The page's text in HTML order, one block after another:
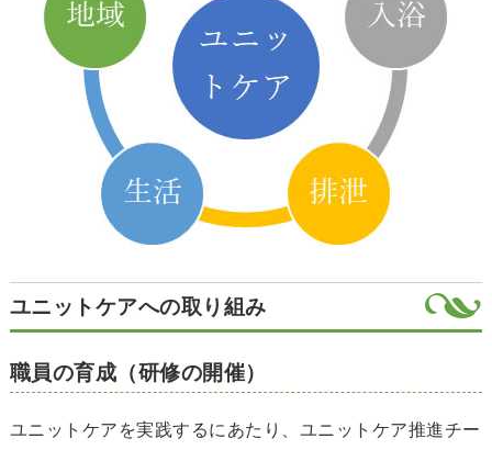
ユニットケアへの取り組み
職員の育成（研修の開催）
ユニットケアを実践するにあたり、ユニットケア推進チー